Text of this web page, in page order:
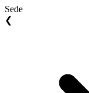
Sede
❮